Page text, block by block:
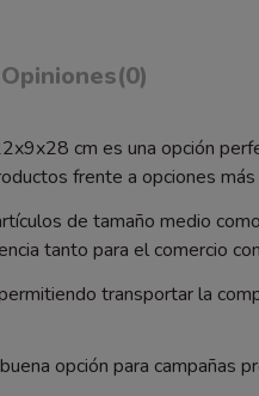
Opiniones(0)
cm es una opción
frente a opciones más
de tamaño medio
tanto para el comercio
transportar la
opción para campañas